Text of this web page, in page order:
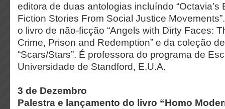
editora de duas antologias incluíndo “Octavia’s
Fiction Stories From Social Justice
o livro de não-ficção “Angels with Dirty Faces:
Crime, Prison and Redemption” e da coleção
“Scars/Stars”. É professora do programa de
Universidade de Standford, E.U.A.
3 de Dezembro
Palestra e lançamento do livro “Homo